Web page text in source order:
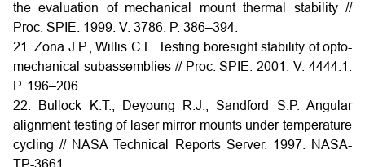
the evaluation of mechanical mount thermal stability //
Proc. SPIE. 1999. V. 3786. P. 386–394.
21. Zona J.P., Willis C.L. Testing boresight stability of opto-
mechanical subassemblies // Proc. SPIE. 2001. V. 4444.1.
P. 196–206.
22. Bullock K.T., Deyoung R.J., Sandford S.P. Angular
alignment testing of laser mirror mounts under temperature
cycling // NASA Technical Reports Server. 1997. NASA-
TP-3661.